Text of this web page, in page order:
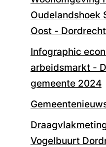
Oudelandshoek
Oost -
Infographic
arbeidsmarkt -
gemeente 2024
Vogelbuurt